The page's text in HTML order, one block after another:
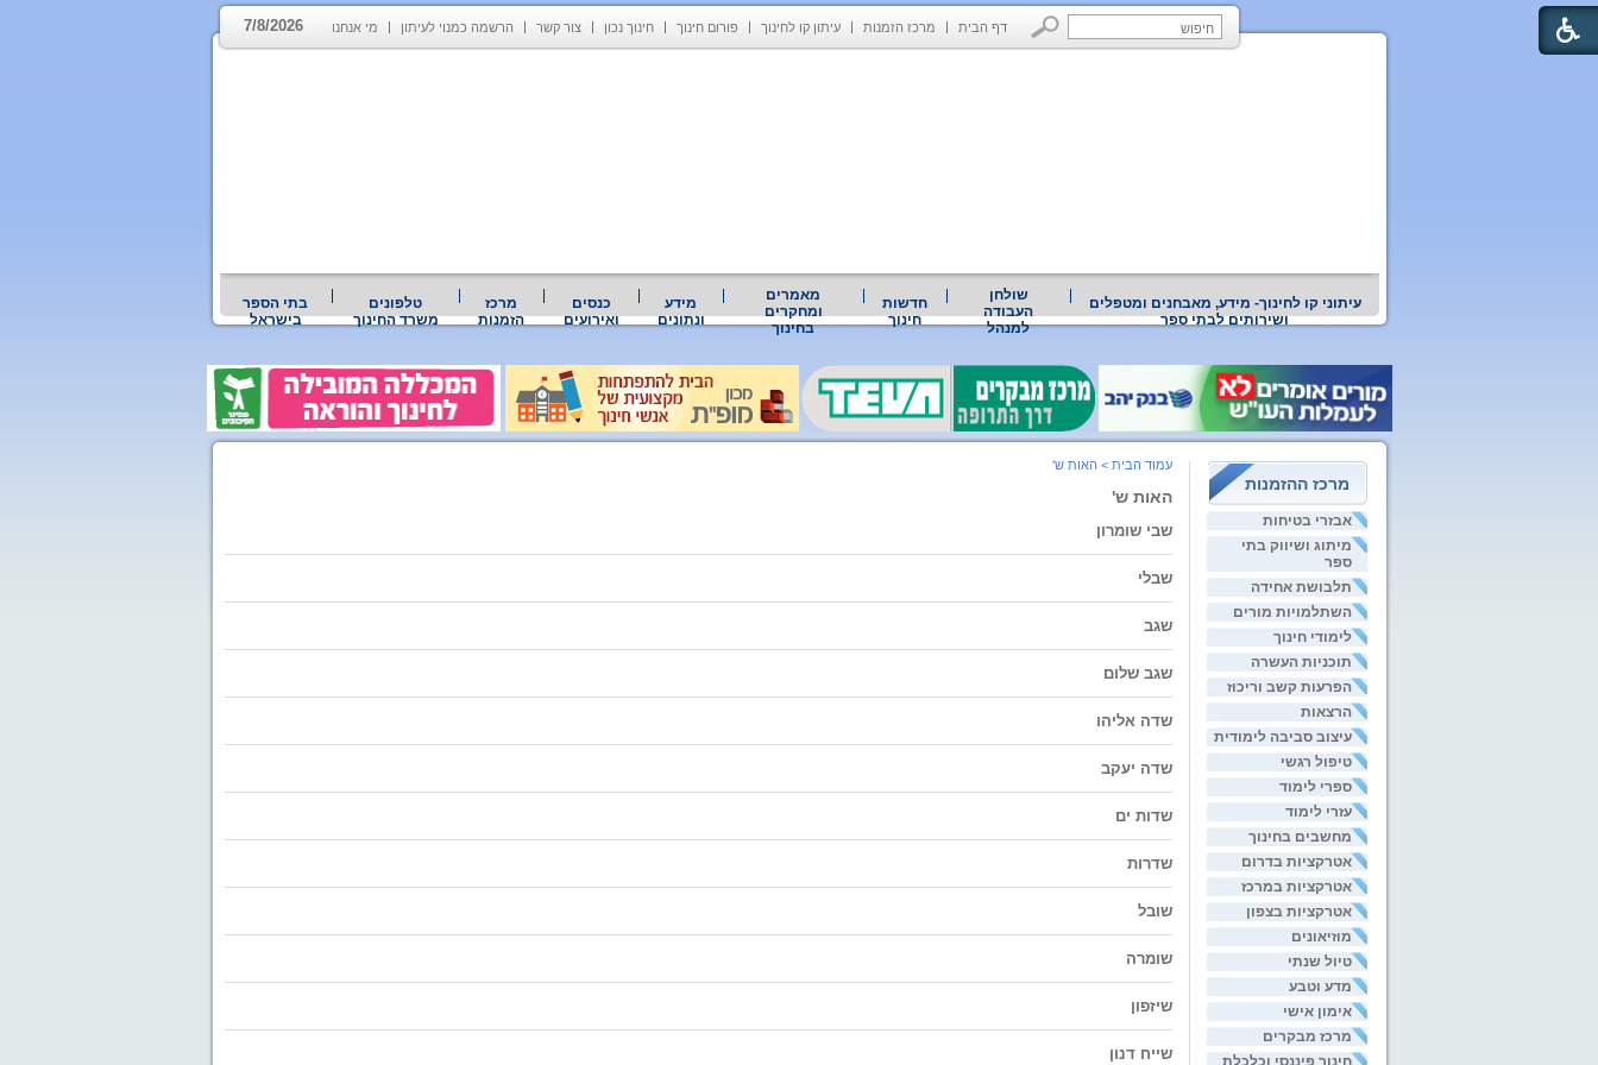
דף הבית מרכז הזמנות עיתון קו לחינוך פורום חינוך חינוך נכון צור קשר הרשמה כמנוי לעיתון מי אנחנו 7/8/2026
עיתוני קו לחינוך- מידע, מאבחנים ומטפלים
ושירותים לבתי ספר
שולחן
העבודה
למנהל
חדשות
חינוך
מאמרים
ומחקרים
בחינוך
מידע
ונתונים
כנסים
ואירועים
מרכז
הזמנות
טלפונים
משרד החינוך
בתי הספר
בישראל
מרכז ההזמנות
אבזרי בטיחות
מיתוג ושיווק בתי
ספר
תלבושת אחידה
השתלמויות מורים
לימודי חינוך
תוכניות העשרה
הפרעות קשב וריכוז
הרצאות
עיצוב סביבה לימודית
טיפול רגשי
ספרי לימוד
עזרי לימוד
מחשבים בחינוך
אטרקציות בדרום
אטרקציות במרכז
אטרקציות בצפון
מוזיאונים
טיול שנתי
מדע וטבע
אימון אישי
מרכז מבקרים
חינוך פיננסי וכלכלת
עמוד הבית > האות ש'
האות ש'
שבי שומרון
שבלי
שגב
שגב שלום
שדה אליהו
שדה יעקב
שדות ים
שדרות
שובל
שומרה
שיזפון
שייח דנון